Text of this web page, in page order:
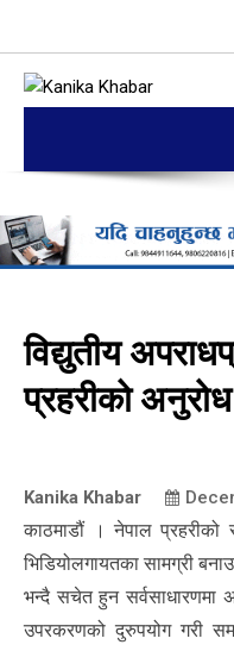
विद्युतीय
प्रहरीको अनुरोध
Kanika Khabar
काठमाडौं । नेपाल प्रहरीको
भिडियोलगायतका सामग्री
भन्दै सचेत हुन सर्वसाधारणमा
उपरकरणको दुरुपयोग गरी